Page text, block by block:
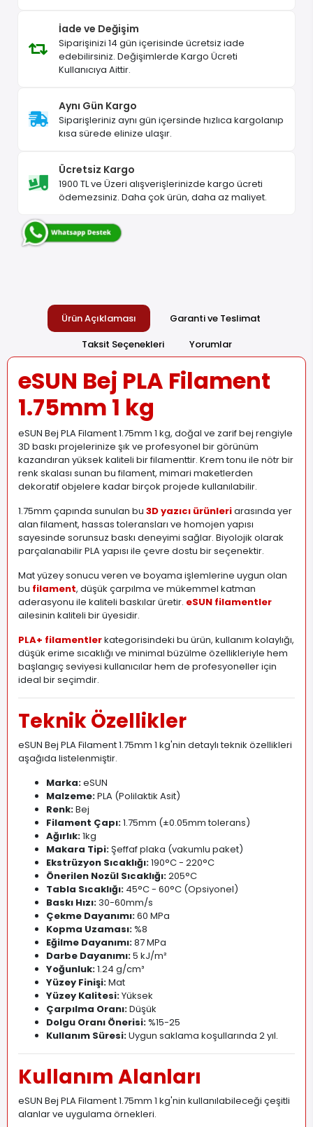
İade ve Değişim
Siparişinizi 14 gün içerisinde ücretsiz iade
edebilirsiniz. Değişimlerde Kargo Ücreti
Kullanıcıya Aittir.
Aynı Gün Kargo
Siparişleriniz aynı gün içersinde hızlıca kargolanıp
kısa sürede elinize ulaşır.
Ücretsiz Kargo
1900 TL ve Üzeri alışverişlerinizde kargo ücreti
ödemezsiniz. Daha çok ürün, daha az maliyet.
Ürün Açıklaması
Garanti ve Teslimat
Taksit Seçenekleri
Yorumlar
eSUN Bej PLA Filament
1.75mm 1 kg
eSUN Bej PLA Filament 1.75mm 1 kg, doğal ve zarif bej rengiyle
3D baskı projelerinize şık ve profesyonel bir görünüm
kazandıran yüksek kaliteli bir filamenttir. Krem tonu ile nötr bir
renk skalası sunan bu filament, mimari maketlerden
dekoratif objelere kadar birçok projede kullanılabilir.
1.75mm çapında sunulan bu 3D yazıcı ürünleriarasında yer
alan filament, hassas toleransları ve homojen yapısı
sayesinde sorunsuz baskı deneyimi sağlar. Biyolojik olarak
parçalanabilir PLA yapısı ile çevre dostu bir seçenektir.
Mat yüzey sonucu veren ve boyama işlemlerine uygun olan
bu filament, düşük çarpılma ve mükemmel katman
aderasyonu ile kaliteli baskılar üretir. eSUN filamentler
ailesinin kaliteli bir üyesidir.
PLA+ filamentlerkategorisindeki bu ürün, kullanım kolaylığı,
düşük erime sıcaklığı ve minimal büzülme özellikleriyle hem
başlangıç seviyesi kullanıcılar hem de profesyoneller için
ideal bir seçimdir.
Teknik Özellikler
eSUN Bej PLA Filament 1.75mm 1 kg'nin detaylı teknik özellikleri
aşağıda listelenmiştir.
Marka:eSUN
Malzeme:PLA (Polilaktik Asit)
Renk:Bej
Filament Çapı:1.75mm (±0.05mm tolerans)
Ağırlık:1kg
Makara Tipi:Şeffaf plaka (vakumlu paket)
Ekstrüzyon Sıcaklığı:190°C - 220°C
Önerilen Nozül Sıcaklığı:205°C
Tabla Sıcaklığı: 45°C - 60°C (Opsiyonel)
Baskı Hızı:30-60mm/s
Çekme Dayanımı:60 MPa
Kopma Uzaması: %8
Eğilme Dayanımı:87 MPa
Darbe Dayanımı:5 kJ/m²
Yoğunluk:1.24 g/cm³
Yüzey Finişi:Mat
Yüzey Kalitesi:Yüksek
Çarpılma Oranı:Düşük
Dolgu Oranı Önerisi: %15-25
Kullanım Süresi:Uygun saklama koşullarında 2 yıl.
Kullanım Alanları
eSUN Bej PLA Filament 1.75mm 1 kg'nin kullanılabileceği çeşitli
alanlar ve uygulama örnekleri.